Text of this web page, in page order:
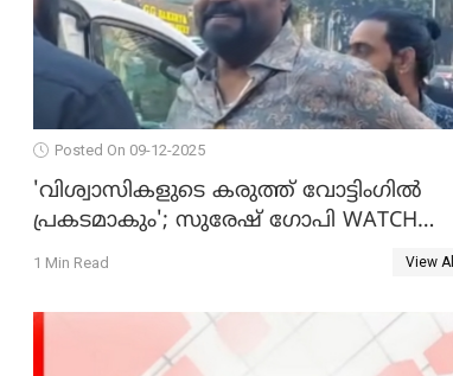
Posted On 09-12-2025
'വിശ്വാസികളുടെ കരുത്ത് വോട്ടിംഗില്‍
പ്രകടമാകും'; സുരേഷ് ഗോപി WATCH
VIDEO
1 Min Read View All